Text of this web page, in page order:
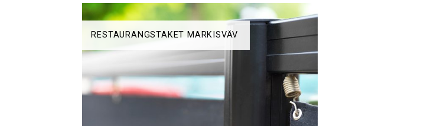
RESTAURANGSTAKET MARKISVÄV